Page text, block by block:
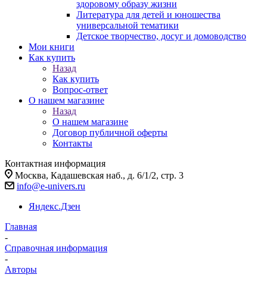
здоровому образу жизни
Литература для детей и юношества
универсальной тематики
Детское творчество, досуг и домоводство
Мои книги
Как купить
Назад
Как купить
Вопрос-ответ
О нашем магазине
Назад
О нашем магазине
Договор публичной оферты
Контакты
Контактная информация
Москва, Кадашевская наб., д. 6/1/2, стр. 3
info@e-univers.ru
Яндекс.Дзен
Главная
-
Справочная информация
-
Авторы